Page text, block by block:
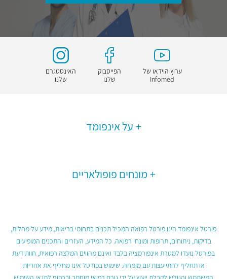
ערוץ הוידאו של
Infomed
הפייסבוק
שלנו
האינסטגרם
שלנו
על אינפומד
מונחים פופולאריים
פורטל אינפומד הינו פורטל רפואה המכיל תכנים בתחומי בריאות, מידע על מחלות,
בדיקות, ניתוחים, תרופות ומונחי רפואה. כל המידע, העזרים והתכנים המופיעים
בפורטל נועדו למטרת אינפורמציה בלבד ואינם מהווים המלצה רפואית, חוות דעת
או תחליף להתייעצות עם מומחה. שימוש בפורטל אינו מחליף את אחריות